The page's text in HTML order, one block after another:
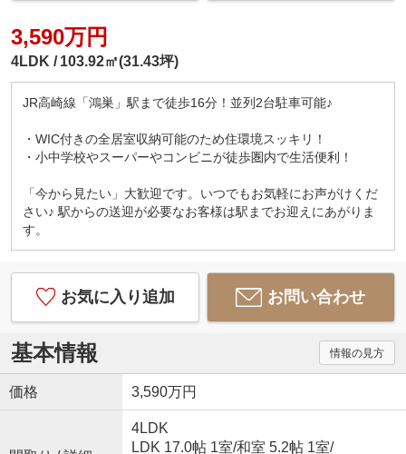
3,590万円
4LDK 103.92㎡(31.43坪)
JR高崎線「鴻巣」駅まで徒歩16分！並列2台駐車可能♪
・WIC付きの全居室収納可能のため住環境スッキリ！
・小中学校やスーパーやコンビニが徒歩圏内で生活便利！
「今から見たい」大歓迎です。いつでもお気軽にお声がけくだ
さい♪ 駅からの送迎が必要なお客様は駅までお迎えにあがりま
す。
お気に入り追加 お問い合わせ
基本情報 情報の見方
価格 3,590万円
4LDK
LDK 17.0帖 1室/和室 5.2帖 1室/